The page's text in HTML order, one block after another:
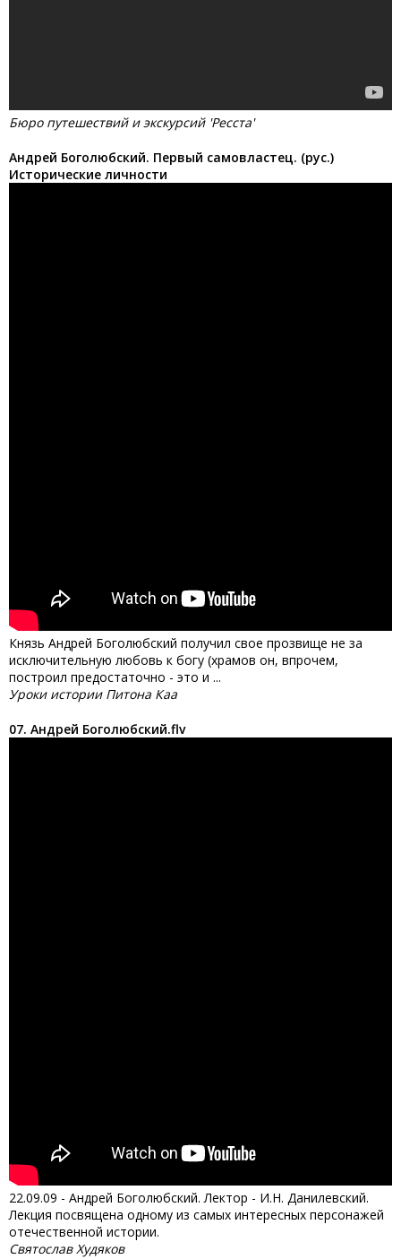
Бюро путешествий и экскурсий 'Ресста'
Андрей Боголюбский. Первый самовластец. (рус.)
Исторические личности
Князь Андрей Боголюбский получил свое прозвище не за
исключительную любовь к богу (храмов он, впрочем,
построил предостаточно - это и ...
Уроки истории Питона Каа
07. Андрей Боголюбский.flv
22.09.09 - Андрей Боголюбский. Лектор - И.Н. Данилевский.
Лекция посвящена одному из самых интересных персонажей
отечественной истории.
Святослав Худяков